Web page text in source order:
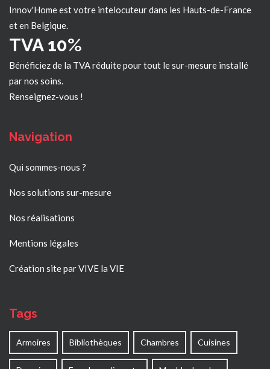
Innov'Home est votre intelocuteur dans les Hauts-de-France
et en Belgique.
TVA 10%
Bénéficiez de la TVA réduite pour tout le sur-mesure installé
par nos soins.
Renseignez-vous !
Navigation
Qui sommes-nous ?
Nos solutions sur-mesure
Nos réalisations
Mentions légales
Création site par VIVE la VIE
Tags
Armoires Bibliothèques Chambres Cuisines